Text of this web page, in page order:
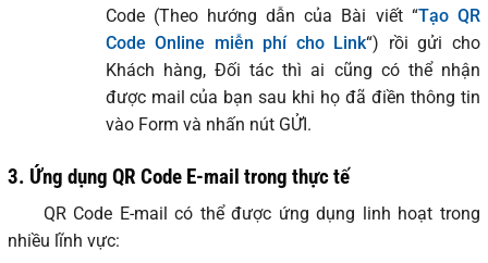
Code (Theo hướng dẫn của Bài viết “Tạo QR
Code Online miễn phí cho Link“) rồi gửi cho
Khách hàng, Đối tác thì ai cũng có thể nhận
được mail của bạn sau khi họ đã điền thông tin
vào Form và nhấn nút GỬI.
3. Ứng dụng QR Code E-mail trong thực tế
QR Code E-mail có thể được ứng dụng linh hoạt trong
nhiều lĩnh vực: